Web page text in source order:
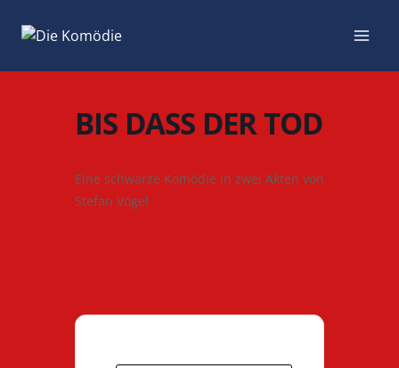
Inhalt
BIS DASS DER TOD
Eine schwarze Komödie in zwei Akten von
Stefan Vögel